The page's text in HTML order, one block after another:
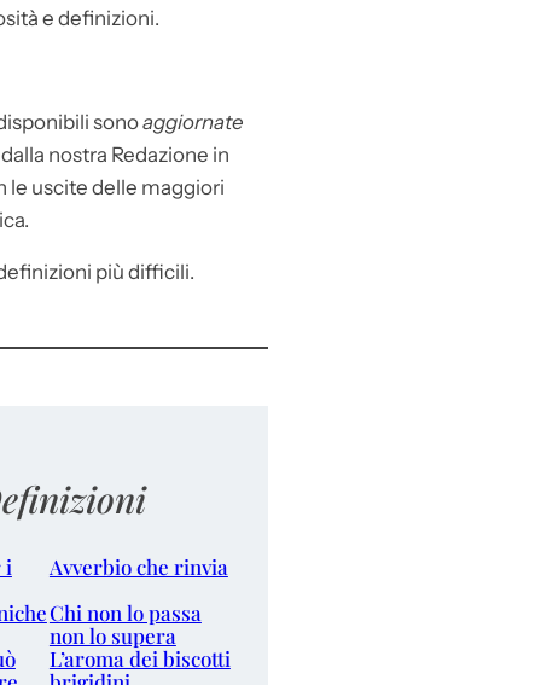
e definizioni.
sonoaggiornate
dalla nostra Redazione in
le uscite delle maggiori
più difficili.
i
Avverbio che rinvia
Chi non lo passa
non lo supera
L’aroma dei biscotti